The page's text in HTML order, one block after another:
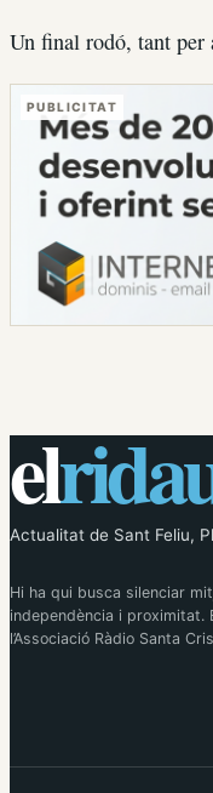
Un final rodó, tant per
PUBLICITAT
el
Actualitat de Sant Feliu,
Hi ha qui busca silenciar
independència i proximitat.
l’Associació Ràdio Santa